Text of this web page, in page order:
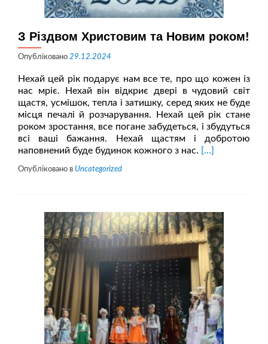
З Різдвом Христовим та Новим роком!
Опубліковано 29.12.2024
Нехай цей рік подарує нам все те, про що кожен із
нас мріє. Нехай він відкриє двері в чудовий світ
щастя, усмішок, тепла і затишку, серед яких не буде
місця печалі й розчарування. Нехай цей рік стане
роком зростання, все погане забудеться, і збудуться
всі ваші бажання. Нехай щастям і добротою
наповнений буде будинок кожного з нас. Читати
Новим
роком!
[…]
Опубліковано в Uncategorized